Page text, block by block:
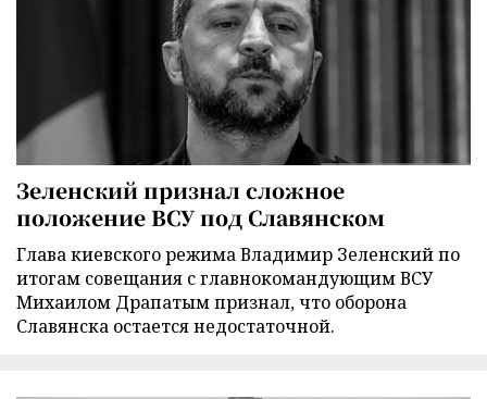
Зеленский признал сложное
положение ВСУ под Славянском
Глава киевского режима Владимир Зеленский по
итогам совещания с главнокомандующим ВСУ
Михаилом Драпатым признал, что оборона
Славянска остается недостаточной.